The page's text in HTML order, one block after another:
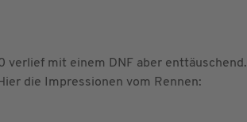
verlief mit einem DNF aber enttäuschend.
die Impressionen vom Rennen: